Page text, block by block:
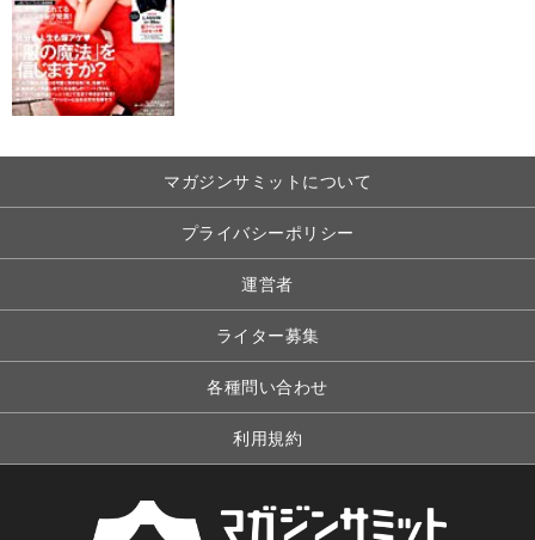
マガジンサミットについて
プライバシーポリシー
運営者
ライター募集
各種問い合わせ
利用規約